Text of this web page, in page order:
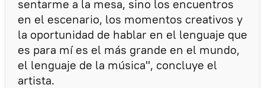
sentarme a la mesa, sino los encuentros
en el escenario, los momentos creativos y
la oportunidad de hablar en el lenguaje que
es para mí es el más grande en el mundo,
el lenguaje de la música", concluye el
artista.